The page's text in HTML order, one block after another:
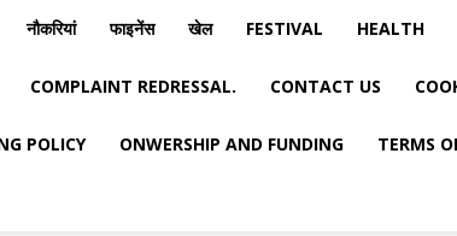
नौकरियां फाइनेंस खेल FESTIVAL HEALTH
COMPLAINT REDRESSAL. CONTACT US
POLICY ONWERSHIP AND FUNDING TERMS